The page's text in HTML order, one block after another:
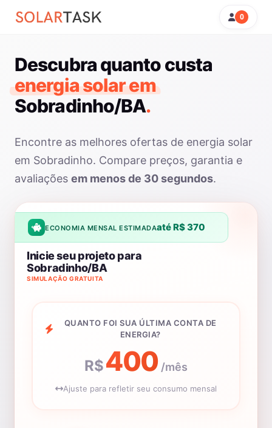
0
Descubra quanto custa
energia solar em
Sobradinho/BA.
Encontre as melhores ofertas de energia solar
em Sobradinho. Compare preços, garantia e
avaliações em menos de 30 segundos.
ECONOMIA MENSAL ESTIMADAaté R$ 370
SIMULAÇÃO GRATUITA
Inicie seu projeto para
Sobradinho/BA
QUANTO FOI SUA ÚLTIMA CONTA DE
ENERGIA?
R$400 /mês
Ajuste para refletir seu consumo mensal